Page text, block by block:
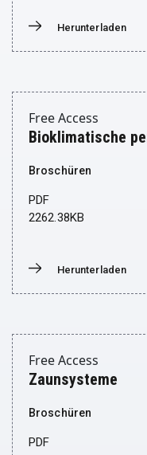
Herunterladen
Free Access
Bioklimatische
Broschüren
PDF
2262.38KB
Herunterladen
Free Access
Zaunsysteme
Broschüren
PDF